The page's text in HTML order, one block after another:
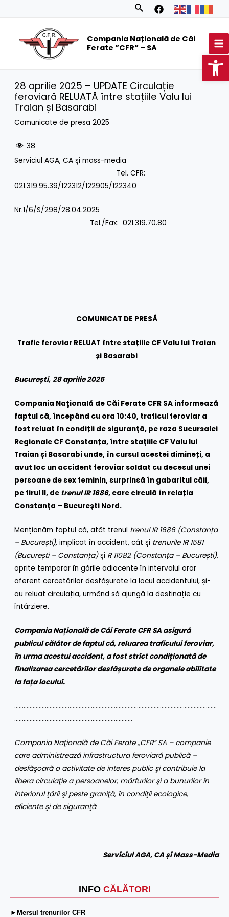
Search
Compania Națională de Căi
Ferate ”CFR” – SA
INFO CĂLĂTORI
►Mersul trenurilor CFR
28 aprilie 2025 – UPDATE Circulație
feroviară RELUATĂ între stațiile Valu lui
Traian și Basarabi
Comunicate de presa 2025
38
Serviciul AGA, CA și mass-media
Tel. CFR:
021.319.95.39/122312/122905/122340
Nr.1/6/S/298/28.04.2025
Tel./Fax: 021.319.70.80
COMUNICAT DE PRESĂ
Trafic feroviar RELUAT între stațiile CF Valu lui Traian
și Basarabi
București, 28 aprilie 2025
Compania Naţională de Căi Ferate CFR SA informează
faptul că, începând cu ora 10:40, traficul feroviar a
fost reluat în condiții de siguranță, pe raza Sucursalei
Regionale CF Constanța, între stațiile CF Valu lui
Traian și Basarabi unde, în cursul acestei dimineți, a
avut loc un accident feroviar soldat cu decesul unei
persoane de sex feminin, surprinsă în gabaritul căii,
pe firul II, de trenul IR 1686, care circulă în relația
Constanța – București Nord.
Menționăm faptul că, atât trenul trenul IR 1686 (Constanța
– București),implicat în accident, cât și trenurile IR 1581
(București – Constanța)și R 11082 (Constanța – București),
oprite temporar în gările adiacente în intervalul orar
aferent cercetărilor desfășurate la locul accidentului, și-
au reluat circulația, urmând să ajungă la destinație cu
întârziere.
Compania Națională de Căi Ferate CFR SA asigură
publicul călător de faptul că, reluarea traficului feroviar,
în urma acestui accident, a fost strict condiționată de
finalizarea cercetărilor desfășurate de organele abilitate
la fața locului.
……………………………………………………………………………………………………………………
…………………………………………………………………..
Compania Naţională de Căi Ferate „CFR” SA – companie
care administrează infrastructura feroviară publică –
desfăşoară o activitate de interes public şi contribuie la
libera circulaţie a persoanelor, mărfurilor şi a bunurilor în
interiorul ţării şi peste graniţă, în condiţii ecologice,
eficiente şi de siguranţă.
Serviciul AGA, CA și Mass-Media